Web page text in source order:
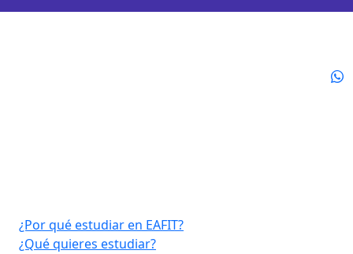
¿Por qué estudiar en EAFIT?
¿Qué quieres estudiar?